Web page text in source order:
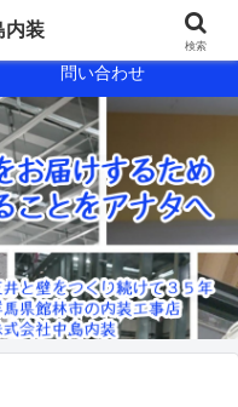
問い合わせ
内装
検索